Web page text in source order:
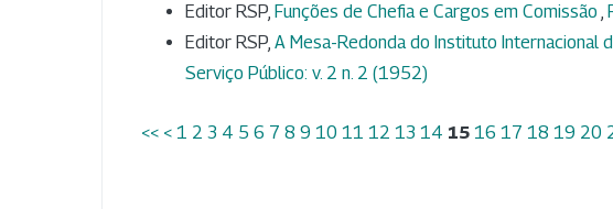
Editor RSP, Funções de Chefia e Cargos em Comissão ,
Editor RSP, A Mesa-Redonda do Instituto Internacional
Serviço Público: v. 2 n. 2 (1952)
<< < 1 2 3 4 5 6 7 8 9 10 11 12 13 14 15 16 17 18 19 20